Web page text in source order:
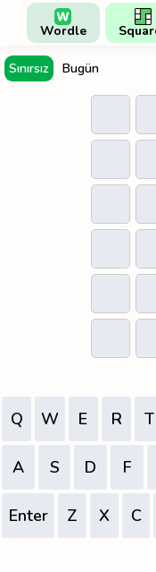
Wordle
Sınırsız Bugün
Q W E R T
A S D F
Enter Z X C